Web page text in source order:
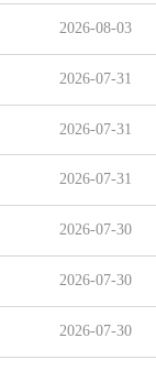
2026-08-03
2026-07-31
2026-07-31
2026-07-31
2026-07-30
2026-07-30
2026-07-30